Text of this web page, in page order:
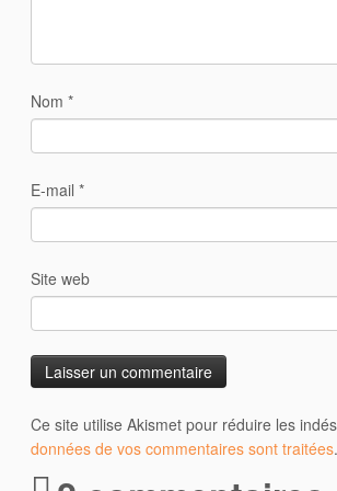
Nom *
E-mail *
Site web
Ce site utilise Akismet pour réduire les
données de vos commentaires sont traitées.